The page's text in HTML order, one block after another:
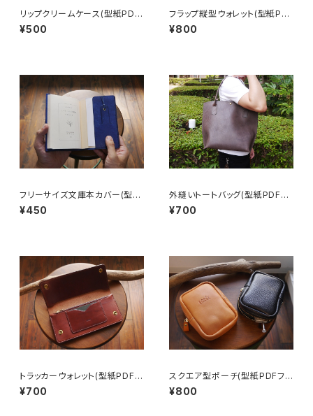
リップクリームケース(型紙PDF
ファイル)
¥500
フラップ縦型ウォレット(型紙PD
Fファイル)
¥800
フリーサイズ文庫本カバー(型紙
PDFファイル)
¥450
外縫いトートバッグ(型紙PDFフ
ァイル)
¥700
トラッカーウォレット(型紙PDFフ
ァイル)
¥700
スクエア型ポーチ(型紙PDFファ
イル)
¥800